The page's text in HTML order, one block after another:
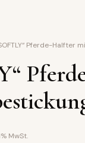
Pferde-Halfter
MwSt.